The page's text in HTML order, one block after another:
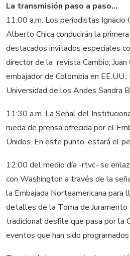
La transmisión paso a paso...
11:00 a.m. Los periodistas Ignacio
Alberto Chica conducirán la
destacados invitados especiales
director de la revista Cambio; Juan
embajador de Colombia en
Universidad de los Andes Sandra
11:30 a.m. La Señal del
rueda de prensa ofrecida por el
Unidos. En este punto, estará el
12:00 del medio día -rtvc- se
con Washington a través de la
la Embajada Norteamericana
detalles de la Toma de
tradicional desfile que pasa por la
eventos que han sido